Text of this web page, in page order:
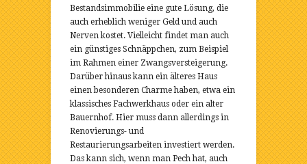
Bestandsimmobilie eine gute Lösung, die
auch erheblich weniger Geld und auch
Nerven kostet. Vielleicht findet man auch
ein günstiges Schnäppchen, zum Beispiel
im Rahmen einer Zwangsversteigerung.
Darüber hinaus kann ein älteres Haus
einen besonderen Charme haben, etwa ein
klassisches Fachwerkhaus oder ein alter
Bauernhof. Hier muss dann allerdings in
Renovierungs- und
Restaurierungsarbeiten investiert werden.
Das kann sich, wenn man Pech hat, auch